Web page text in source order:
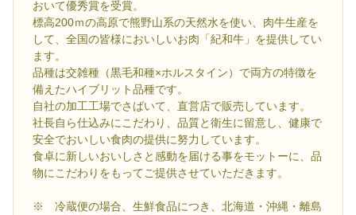
おいて優秀賞を受賞。
標高200ｍの高原で熊野山系の天然水を使い、肉牛生産を
して、全国の皆様においしいお肉「紀和牛」を提供してい
ます。
品種は交雑種（黒毛和種×ホルスタイン）で両方の特徴を
備えたハイブリット品種です。
自社の加工工場でさばいて、直営店で販売しています。
社長自ら仕込みにこだわり、品質と衛生に留意し、健康で
安全でおいしい食肉の提供に努力しています。
食卓に新しいおいしさと感動を届ける事をモットーに、品
物にこだわりをもってご提供させていただきます。
※ 冷蔵便の場合、生鮮食品につき、北海道・沖縄・離島